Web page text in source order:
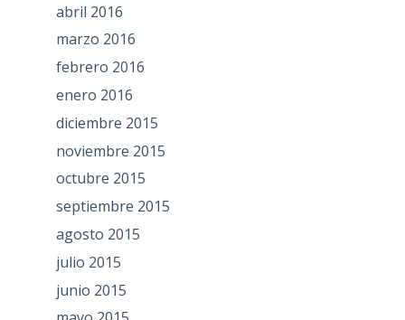
abril 2016
marzo 2016
febrero 2016
enero 2016
diciembre 2015
noviembre 2015
octubre 2015
septiembre 2015
agosto 2015
julio 2015
junio 2015